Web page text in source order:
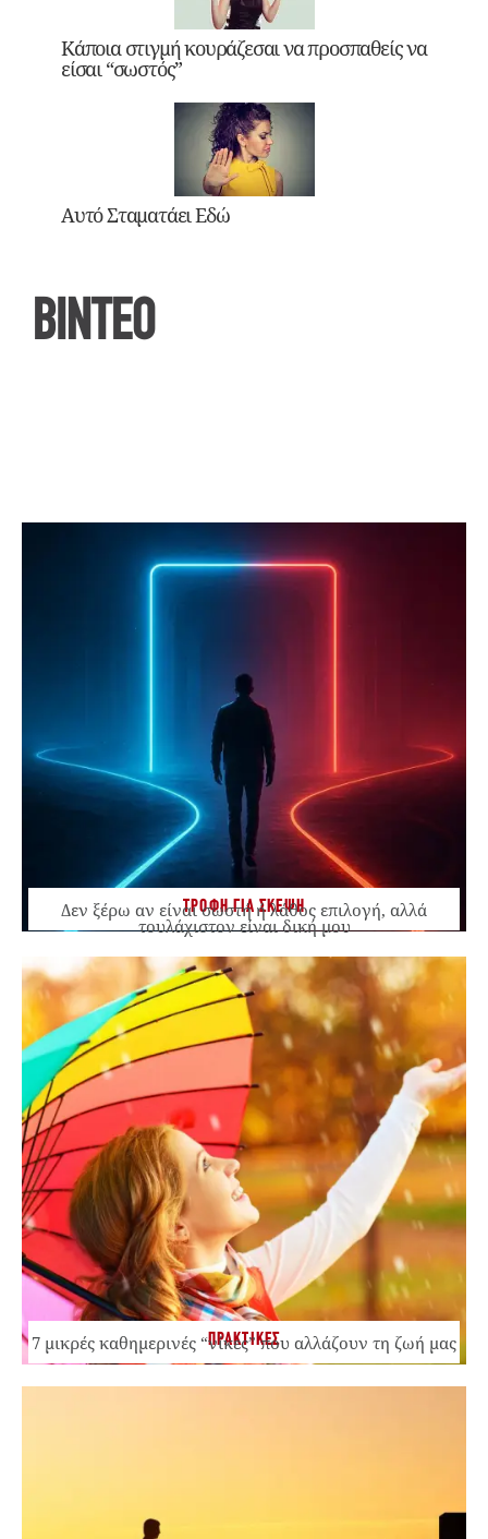
Κάποια στιγμή κουράζεσαι να προσπαθείς να
είσαι “σωστός”
Αυτό Σταματάει Εδώ
ΒΙΝΤΕΟ
ΤΡΟΦΗ ΓΙΑ ΣΚΕΨΗ
Δεν ξέρω αν είναι σωστή ή λάθος επιλογή, αλλά
τουλάχιστον είναι δική μου
ΠΡΑΚΤΙΚΕΣ
7 μικρές καθημερινές “νίκες” που αλλάζουν τη ζωή μας